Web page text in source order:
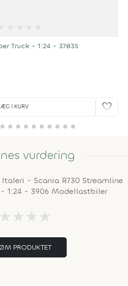
Truck - 1:24 - 3783S
I KURV favorite
vurdering
Italeri - Scania R730 Streamline
1:24 - 3906 Modellastbiler
★ ★ ★ ★
PRODUKTET